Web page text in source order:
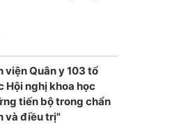
viện Quân y 103 tổ
Hội nghị khoa học
tiến bộ trong chẩn
và điều trị"